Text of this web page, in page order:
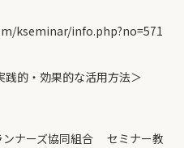
kseminar/info.php?no=571
的・効果的な活用方法＞
ナーズ協同組合 セミナー教